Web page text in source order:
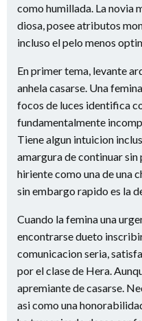
como humillada. La novia
diosa, posee atributos
incluso el pelo menos
En primer tema, levante
anhela casarse. Una
focos de luces identifica
fundamentalmente
Tiene algun intuicion
amargura de continuar sin
hiriente como una de una
sin embargo rapido es la
Cuando la femina una
encontrarse dueto
comunicacion seria,
por el clase de Hera.
apremiante de casarse.
asi­ como una